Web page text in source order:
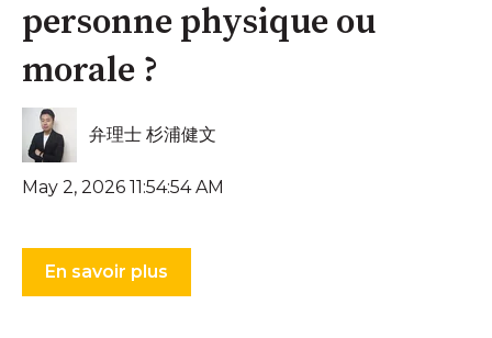
personne physique ou
morale ?
弁理士 杉浦健文
May 2, 2026 11:54:54 AM
En savoir plus